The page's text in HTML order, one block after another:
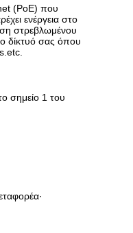
(PoE) που
ενέργεια στο
στρεβλωμένου
δίκτυό σας όπου
σημείο 1 του